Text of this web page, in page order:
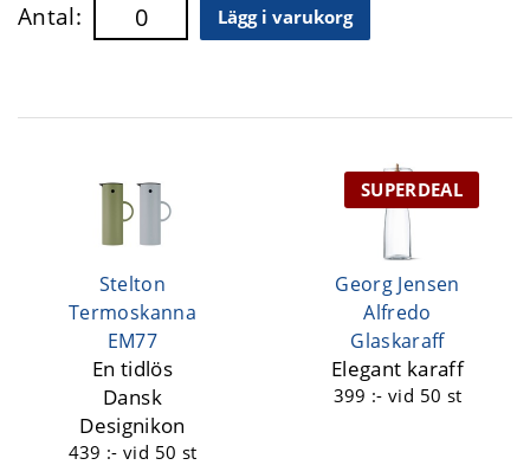
Antal: Lägg i varukorg
Stelton
Termoskanna
EM77
En tidlös
Dansk
Designikon
439 :-vid 50 st
SUPERDEAL
Georg Jensen
Alfredo
Glaskaraff
Elegant karaff
399 :-vid 50 st